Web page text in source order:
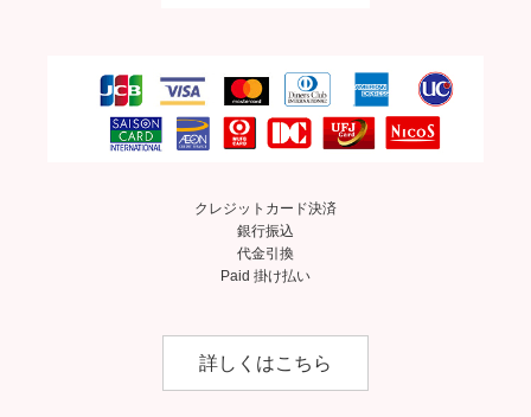
クレジットカード決済
銀行振込
代金引換
Paid 掛け払い
詳しくはこちら